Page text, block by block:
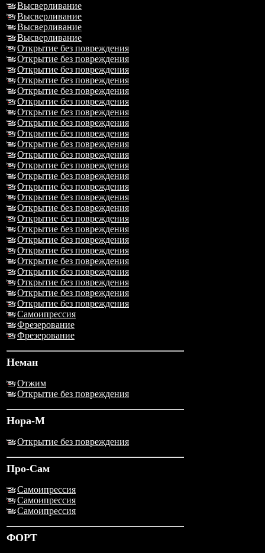
Высверливание
Высверливание
Высверливание
Высверливание
Открытие без повреждения
Открытие без повреждения
Открытие без повреждения
Открытие без повреждения
Открытие без повреждения
Открытие без повреждения
Открытие без повреждения
Открытие без повреждения
Открытие без повреждения
Открытие без повреждения
Открытие без повреждения
Открытие без повреждения
Открытие без повреждения
Открытие без повреждения
Открытие без повреждения
Открытие без повреждения
Открытие без повреждения
Открытие без повреждения
Открытие без повреждения
Открытие без повреждения
Открытие без повреждения
Открытие без повреждения
Открытие без повреждения
Открытие без повреждения
Открытие без повреждения
Самоипрессия
Фрезерование
Фрезерование
Неман
Отжим
Открытие без повреждения
Нора-М
Открытие без повреждения
Про-Сам
Самоипрессия
Самоипрессия
Самоипрессия
ФОРТ